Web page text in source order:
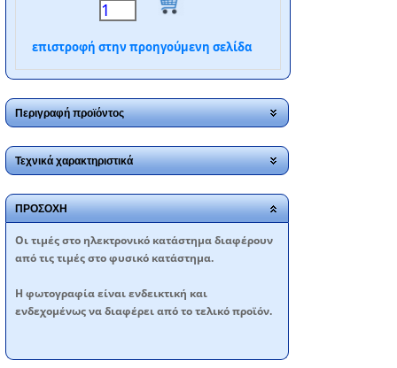
επιστροφή στην προηγούμενη σελίδα
Περιγραφή προϊόντος
Τεχνικά χαρακτηριστικά
ΠΡΟΣΟΧΗ
Oι τιμές στο ηλεκτρονικό κατάστημα διαφέρουν
από τις τιμές στο φυσικό κατάστημα.
Η φωτογραφία είναι ενδεικτική και
ενδεχομένως να διαφέρει από το τελικό προϊόν.